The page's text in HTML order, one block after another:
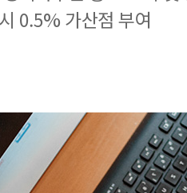
0.5% 가산점 부여